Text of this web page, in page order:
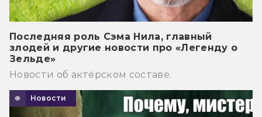
Последняя роль Сэма Нила, главный
злодей и другие новости про «Легенду о
Зельде»
Новости об актёрском составе.
Новости